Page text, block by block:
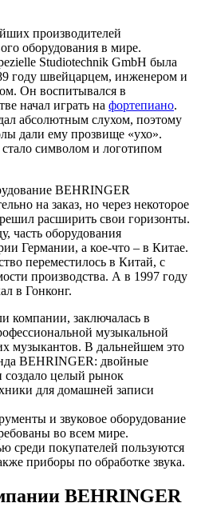
производителей
оборудования в мире.
Studiotechnik GmbH была
году швейцарцем, инженером и
Он воспитывался в
начал играть на фортепиано.
абсолютным слухом, поэтому
дали ему прозвище «ухо».
символом и логотипом
BEHRINGER
на заказ, но через некоторое
расширить свои горизонты.
часть оборудования
Германии, а кое-что – в Китае.
переместилось в Китай, с
производства. А в 1997 году
в Гонконг.
компании, заключалась в
музыкальной
музыкантов. В дальнейшем это
BEHRINGER: двойные
создало целый рынок
для домашней записи
и звуковое оборудование
во всем мире.
среди покупателей пользуются
приборы по обработке звука.
BEHRINGER